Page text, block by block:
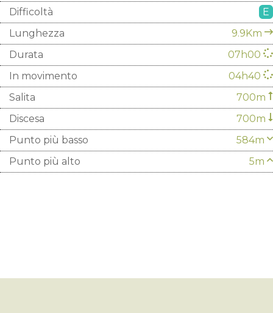
Difficoltà
E
Lunghezza
9.9Km
Durata
07h00
In movimento
04h40
Salita
700m
Discesa
700m
Punto più basso
584m
Punto più alto
5m